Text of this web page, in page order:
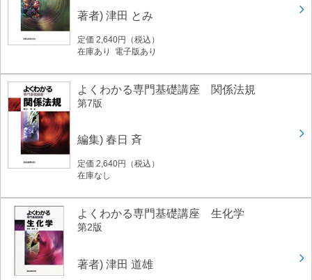
著者) 津田 とみ
定価 2,640円（税込）
在庫あり 電子版あり
よくわかる専門基礎講座 関係法規
第7版
編集) 春日 斉
定価 2,640円（税込）
在庫なし
よくわかる専門基礎講座 生化学
第2版
著者) 津田 道雄